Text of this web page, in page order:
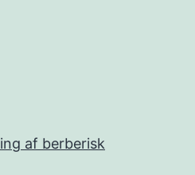
af berberisk